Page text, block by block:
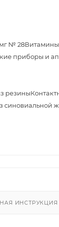
№ 28Витамины
приборы и
резины
синовиальной
ИНСТРУКЦИЯ